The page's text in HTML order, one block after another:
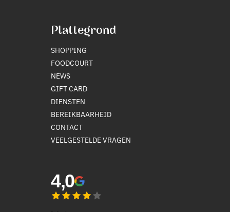
Plattegrond
SHOPPING
FOODCOURT
NEWS
GIFT CARD
DIENSTEN
BEREIKBAARHEID
CONTACT
VEELGESTELDE VRAGEN
4,0